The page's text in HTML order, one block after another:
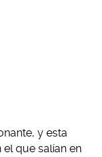
y esta
que salían en